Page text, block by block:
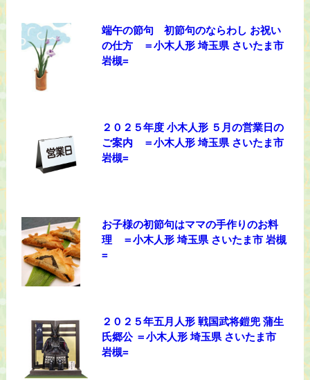
端午の節句 初節句のならわし お祝い
の仕方 ＝小木人形 埼玉県 さいたま市
岩槻=
２０２５年度 小木人形 ５月の営業日の
ご案内 ＝小木人形 埼玉県 さいたま市
岩槻=
お子様の初節句はママの手作りのお料
理 ＝小木人形 埼玉県 さいたま市 岩槻
=
２０２５年五月人形 戦国武将鎧兜 蒲生
氏郷公 ＝小木人形 埼玉県 さいたま市
岩槻=